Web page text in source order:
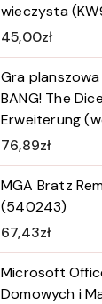
wieczysta
45,00zł
Gra
BANG! The
Erweiterung
76,89zł
MGA Bratz
(540243)
67,43zł
Microsoft
Domowych i